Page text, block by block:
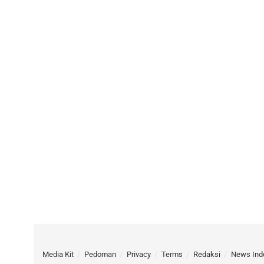
Media Kit Pedoman Privacy Terms Redaksi News